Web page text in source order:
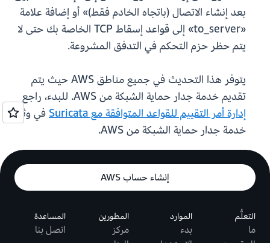
بعد إنشاء الاتصال (باتجاه الخادم فقط)» أو إضافة علامة
«to_server» إلى قواعد إسقاط TCP الخاصة بك حتى لا
يتم حظر حزم التحكم في التدفق المشروعة.
يتوفر هذا التحديث في جميع مناطق AWS حيث يتم
تقديم خدمة جدار حماية الشبكة من AWS. للبدء، راجع
إدارة أمر التقييم للقواعد المتوافقة مع Suricata
في وثائق
خدمة جدار حماية الشبكة من AWS.
إنشاء حساب AWS
التعلُّم
ما
الموارد
بدء
المطورين
مركز
المساعدة
اتصل بنا